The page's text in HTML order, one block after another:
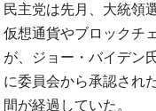
民主党は先月、大統領
仮想通貨やブロックチ
が、ジョー・バイデン
に委員会から承認され
間が経過していた。